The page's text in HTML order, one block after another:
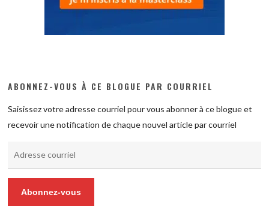
ABONNEZ-VOUS À CE BLOGUE PAR COURRIEL
Saisissez votre adresse courriel pour vous abonner à ce blogue et
recevoir une notification de chaque nouvel article par courriel
Abonnez-vous